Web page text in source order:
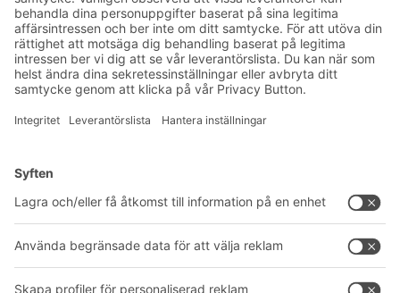
Exklusiva erbjudanden
Produktnyheter
Prenumerera på vårt
nyhetsbrev
Lösningar
Intralogistiklösningar
Lådsystem
Hyllsystem
Produktkatalog
BITO PROJEKTGUIDE
Nedladdningar